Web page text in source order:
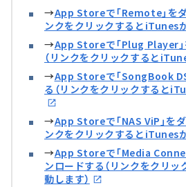
→App Storeで「Remote」を
ンクをクリックするとiTunes
→App Storeで「Plug Player
（リンクをクリックすると
→App Storeで「SongBook
る（リンクをクリックすると
→App Storeで「NAS ViP」を
ンクをクリックするとiTunes
→App Storeで「Media
ンロードする（リンクをクリ
動します）